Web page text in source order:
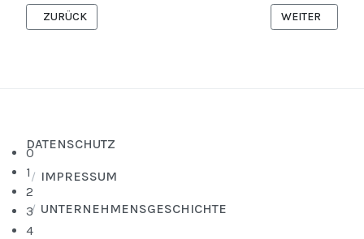
0
1
2
3
4
VORHERIGER BEITRAG: TEAM
ZURÜCK NÄCHSTER
WEITER
DATENSCHUTZ
IMPRESSUM
UNTERNEHMENSGESCHICHTE